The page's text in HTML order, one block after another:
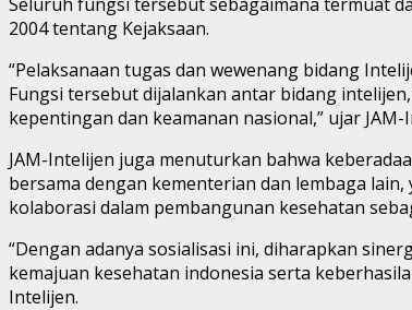
2004 tentang Kejaksaan.
“Pelaksanaan tugas dan wewenang bidang
Fungsi tersebut dijalankan antar bidang
kepentingan dan keamanan nasional,” ujar JAM-
JAM-Intelijen juga menuturkan bahwa
bersama dengan kementerian dan lembaga
kolaborasi dalam pembangunan kesehatan
“Dengan adanya sosialisasi ini, diharapkan
kemajuan kesehatan indonesia serta
Intelijen.